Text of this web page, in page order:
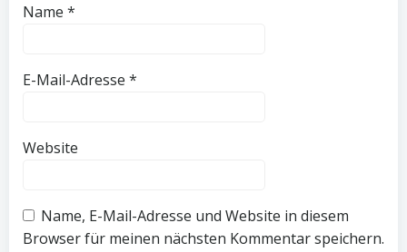
Name *
E-Mail-Adresse *
Website
Name, E-Mail-Adresse und Website in diesem
Browser für meinen nächsten Kommentar speichern.